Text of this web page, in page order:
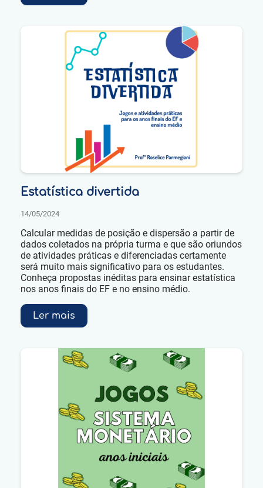
Estatística divertida
14/05/2024
Calcular medidas de posição e dispersão a partir de
dados coletados na própria turma e que são oriundos
de atividades práticas e diferenciadas certamente
será muito mais significativo para os estudantes.
Conheça propostas inéditas para ensinar estatística
nos anos finais do EF e no ensino médio.
Ler mais